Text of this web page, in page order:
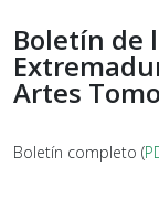
Boletín de
Artes
Boletín completo (